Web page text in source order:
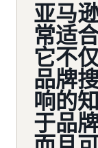
亚马
常适
它不
品牌
响的
于品